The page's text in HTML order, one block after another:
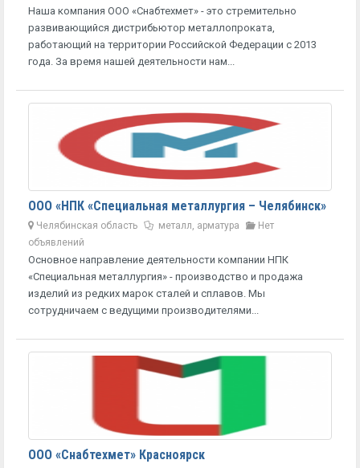
Наша компания ООО «Снабтехмет» - это стремительно
развивающийся дистрибьютор металлопроката,
работающий на территории Российской Федерации с 2013
года. За время нашей деятельности нам...
ООО «НПК «Специальная металлургия – Челябинск»
Челябинская область металл, арматура
Нет
объявлений
Основное направление деятельности компании НПК
«Специальная металлургия» - производство и продажа
изделий из редких марок сталей и сплавов. Мы
сотрудничаем с ведущими производителями...
ООО «Снабтехмет» Красноярск